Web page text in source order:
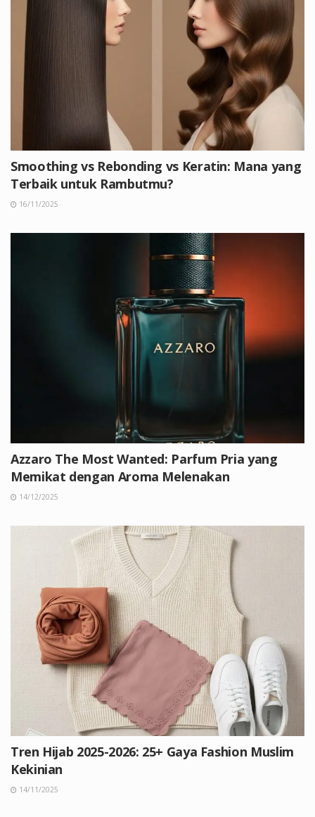
Smoothing vs Rebonding vs Keratin: Mana yang
Terbaik untuk Rambutmu?
16/11/2025
Azzaro The Most Wanted: Parfum Pria yang
Memikat dengan Aroma Melenakan
14/12/2025
Tren Hijab 2025-2026: 25+ Gaya Fashion Muslim
Kekinian
14/11/2025